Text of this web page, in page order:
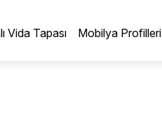
Vida Tapası Mobilya Profilleri